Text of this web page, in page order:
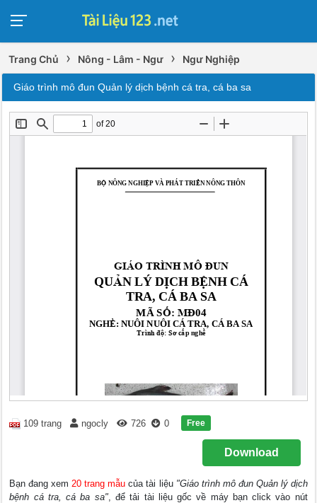
Trang Chủ › Nông - Lâm - Ngư › Ngư Nghiệp
Giáo trình mô đun Quản lý dịch bệnh cá tra, cá ba sa
109 trang ngocly 726 0 Free
Download
Bạn đang xem20 trang mẫu của tài liệu "Giáo trình mô đun Quản lý dịch
bệnh cá tra, cá ba sa", để tải tài liệu gốc về máy bạn click vào nút